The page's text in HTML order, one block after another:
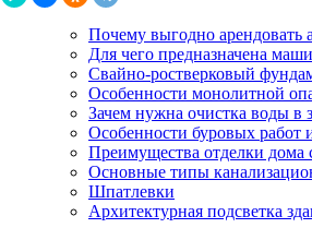
Почему выгодно арендовать
Для чего предназначена
Свайно-ростверковый
Особенности монолитной
Зачем нужна очистка воды в
Особенности буровых работ
Преимущества отделки дома
Основные типы
Шпатлевки
Архитектурная подсветка